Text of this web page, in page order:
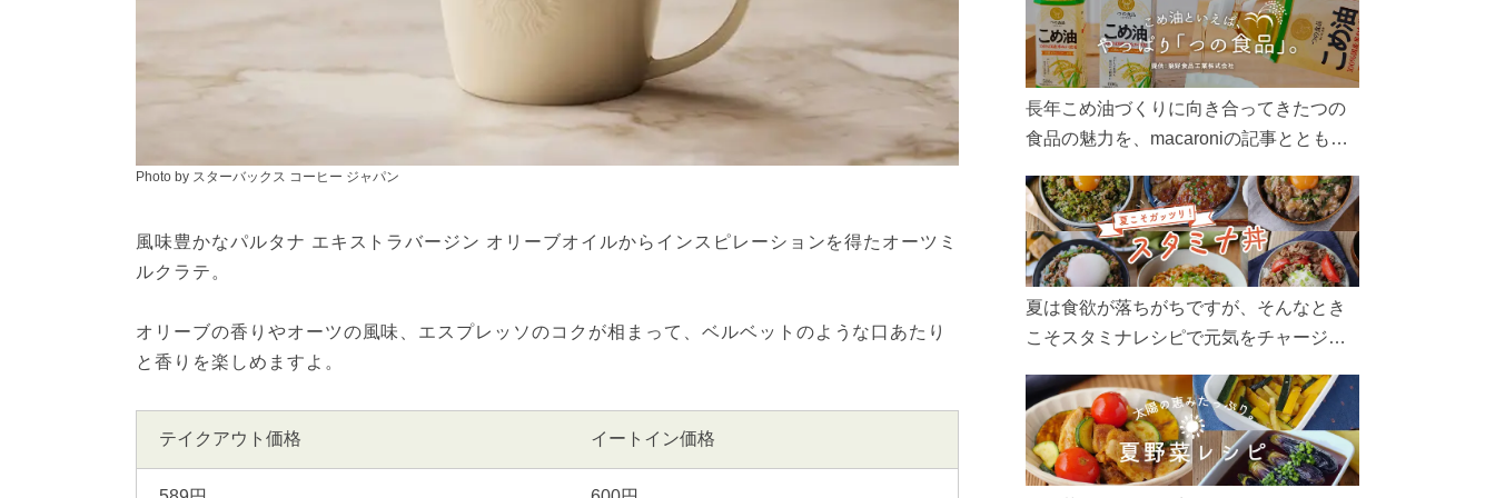
Photo by スターバックス コーヒー ジャパン
風味豊かなパルタナ エキストラバージン オリーブオイルからインスピレーションを得たオーツミ
ルクラテ。
オリーブの香りやオーツの風味、エスプレッソのコクが相まって、ベルベットのような口あたり
と香りを楽しめますよ。
テイクアウト価格 イートイン価格
長年こめ油づくりに向き合ってきたつの
食品の魅力を、macaroniの記事とともに
ん、製造現場や品質へのこだわりまで。
こめ油をもっと好きになるコンテンツを
ぜひお楽しみください。
夏は食欲が落ちがちですが、そんなとき
こそスタミナレシピで元気をチャージ！
リ食べて、夏バテを吹き飛ばしましょ
う！